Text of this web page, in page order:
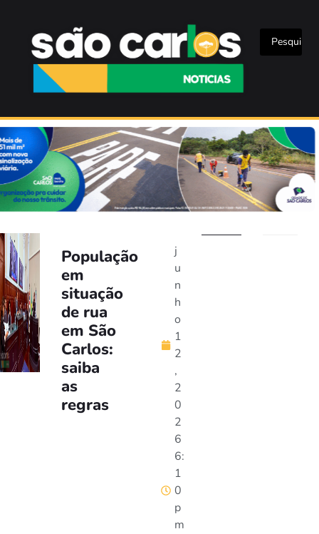
População
em
situação
de rua
em São
Carlos:
saiba
as
regras
j
u
n
h
o
1
2
,
2
0
2
6
6:
1
0
p
m